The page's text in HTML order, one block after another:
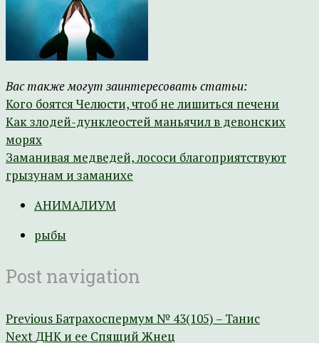
Вас также могут заинтересовать статьи:
Кого боятся Челюсти, чтоб не лишиться печени
Как злодей-дунклеостей маньячил в девонских
морях
Заманивая медведей, лососи благоприятствуют
грызунам и заманихе
АНИМАЛИУМ
рыбы
Post navigation
PreviousБатрахоспермум № 43(105) – Танис
Next ДНК и ее Спящий Жнец